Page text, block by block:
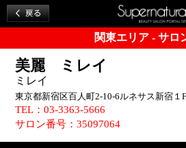
関東エリア - サロ
美麗 ミレイ
ミレイ
東京都新宿区百人町2-10-6ルネサス新宿１F
TEL：03-3363-5666
サロン番号：35097064